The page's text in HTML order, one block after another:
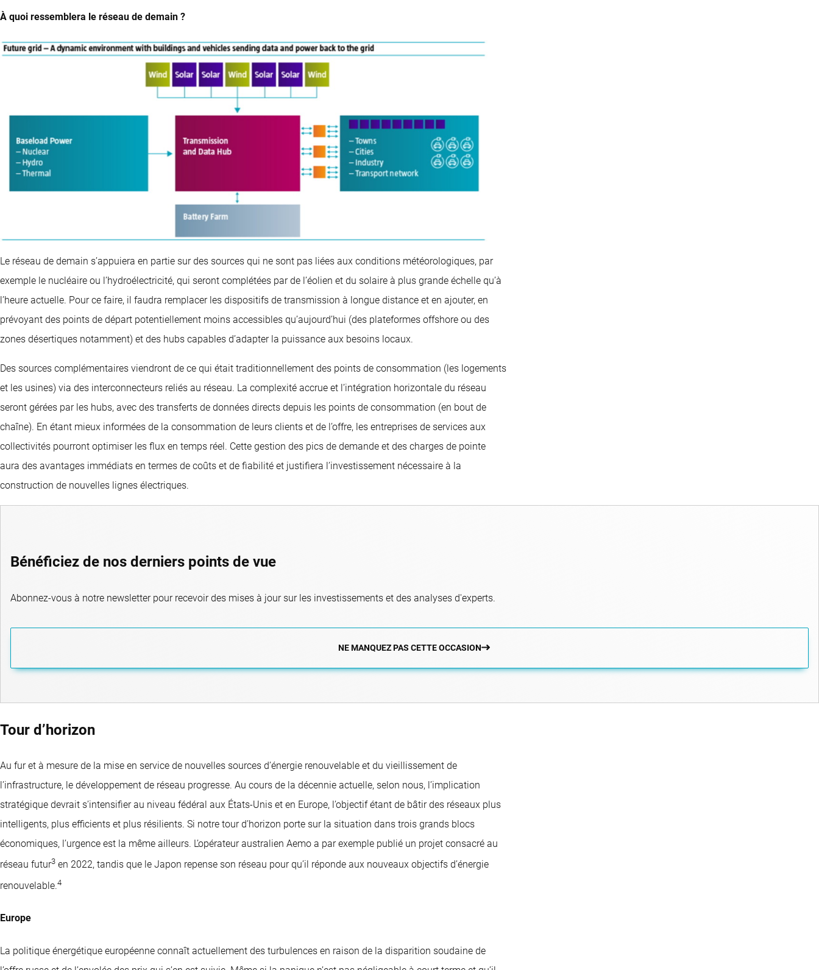
À quoi ressemblera le réseau de demain ?
Le réseau de demain s’appuiera en partie sur des sources qui ne sont pas liées aux conditions météorologiques, par
exemple le nucléaire ou l’hydroélectricité, qui seront complétées par de l’éolien et du solaire à plus grande échelle qu’à
l’heure actuelle. Pour ce faire, il faudra remplacer les dispositifs de transmission à longue distance et en ajouter, en
prévoyant des points de départ potentiellement moins accessibles qu’aujourd’hui (des plateformes offshore ou des
zones désertiques notamment) et des hubs capables d’adapter la puissance aux besoins locaux.
Des sources complémentaires viendront de ce qui était traditionnellement des points de consommation (les logements
et les usines) via des interconnecteurs reliés au réseau. La complexité accrue et l’intégration horizontale du réseau
seront gérées par les hubs, avec des transferts de données directs depuis les points de consommation (en bout de
chaîne). En étant mieux informées de la consommation de leurs clients et de l’offre, les entreprises de services aux
collectivités pourront optimiser les flux en temps réel. Cette gestion des pics de demande et des charges de pointe
aura des avantages immédiats en termes de coûts et de fiabilité et justifiera l’investissement nécessaire à la
construction de nouvelles lignes électriques.
Bénéficiez de nos derniers points de vue
Abonnez-vous à notre newsletter pour recevoir des mises à jour sur les investissements et des analyses d'experts.
NE MANQUEZ PAS CETTE OCCASION
Tour d’horizon
Au fur et à mesure de la mise en service de nouvelles sources d’énergie renouvelable et du vieillissement de
l’infrastructure, le développement de réseau progresse. Au cours de la décennie actuelle, selon nous, l’implication
stratégique devrait s’intensifier au niveau fédéral aux États-Unis et en Europe, l’objectif étant de bâtir des réseaux plus
intelligents, plus efficients et plus résilients. Si notre tour d’horizon porte sur la situation dans trois grands blocs
économiques, l’urgence est la même ailleurs. L’opérateur australien Aemo a par exemple publié un projet consacré au
réseau futur3 en 2022, tandis que le Japon repense son réseau pour qu’il réponde aux nouveaux objectifs d’énergie
renouvelable.4
Europe
La politique énergétique européenne connaît actuellement des turbulences en raison de la disparition soudaine de